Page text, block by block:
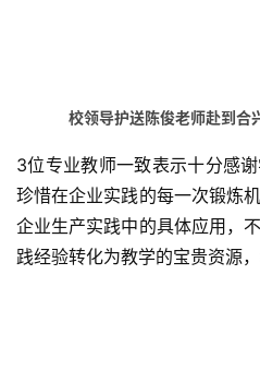
校领导护送陈俊老师赴到合
3位专业教师一致表示十分感
珍惜在企业实践的每一次锻炼
企业生产实践中的具体应用，
践经验转化为教学的宝贵资源